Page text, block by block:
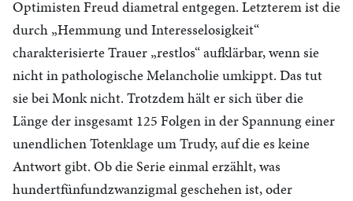
Optimisten Freud diametral entgegen. Letzterem ist die
durch „Hemmung und Interesselosigkeit“
charakterisierte Trauer „restlos“ aufklärbar, wenn sie
nicht in pathologische Melancholie umkippt. Das tut
sie bei Monk nicht. Trotzdem hält er sich über die
Länge der insgesamt 125 Folgen in der Spannung einer
unendlichen Totenklage um Trudy, auf die es keine
Antwort gibt. Ob die Serie einmal erzählt, was
hundertfünfundzwanzigmal geschehen ist, oder